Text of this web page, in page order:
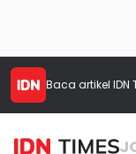
Baca artikel IDN